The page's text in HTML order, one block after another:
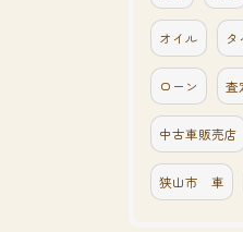
オイル タ
ローン 査
中古車販売店
狭山市 車